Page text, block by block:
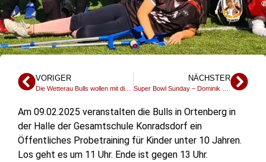
VORIGER NÄCHSTER
Am 09.02.2025 veranstalten die Bulls in Ortenberg in
der Halle der Gesamtschule Konradsdorf ein
Öffentliches Probetraining für Kinder unter 10 Jahren.
Los geht es um 11 Uhr. Ende ist gegen 13 Uhr.